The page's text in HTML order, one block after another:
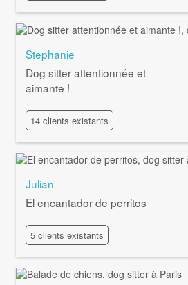
Stephanie
Dog sitter attentionnée et
aimante !
14 clients existants
Julian
El encantador de perritos
5 clients existants